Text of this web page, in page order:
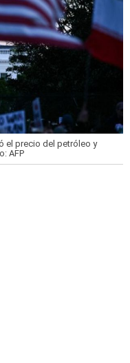
el precio del petróleo y
AFP